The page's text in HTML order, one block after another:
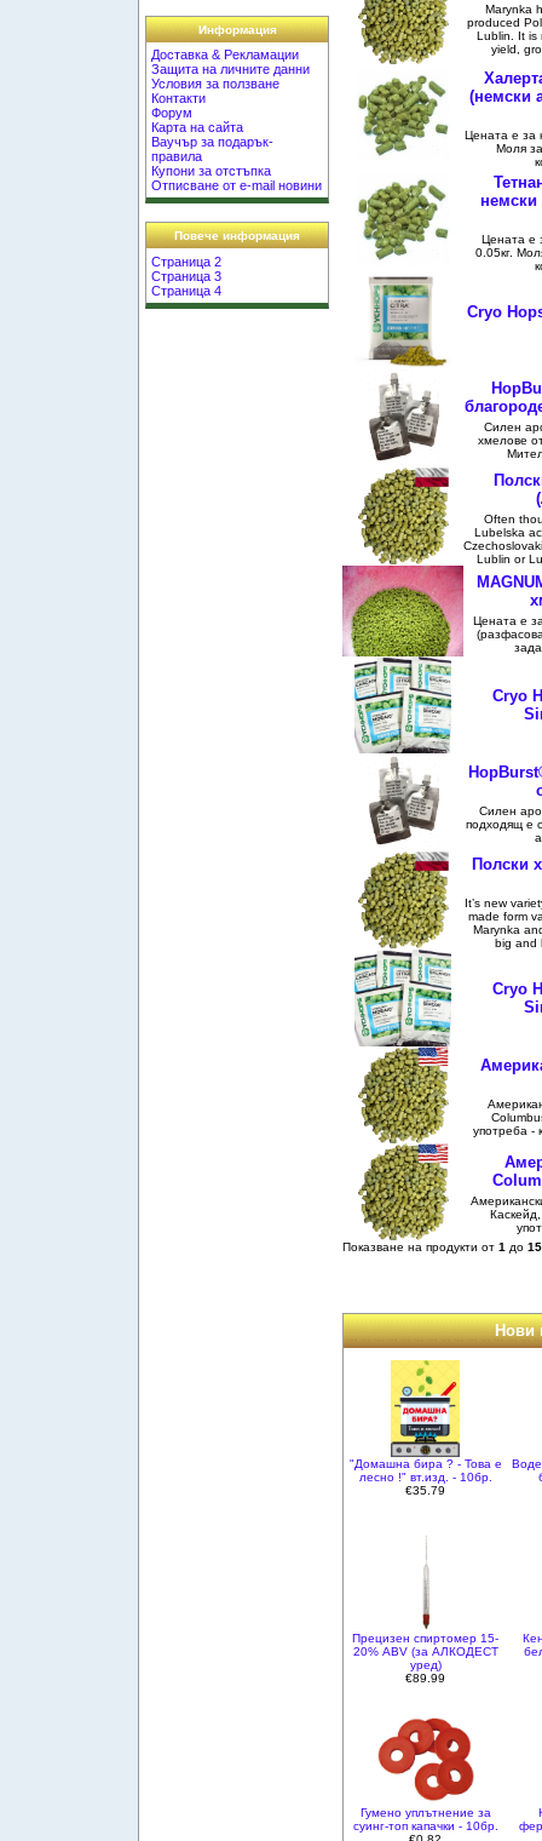
Информация
Доставка & Рекламации
Защита на личните данни
Условия за ползване
Контакти
Форум
Карта на сайта
Ваучър за подарък-
правила
Купони за отстъпка
Отписване от e-mail новини
Повече информация
Страница 2
Страница 3
Страница 4
Marynka
produced
Lublin. It is
yield,
(немски
Цената е за
Моля
немски
Цената е
0.05кг.
Cryo
Силен
хмелове
Often
Lubelska
Lublin or
Цената е
Cryo
Силен
подходящ е
Полски
It’s new
made form
Marynka
big and
Cryo
употреба -
Показване на продукти от 1 до 15
Нови
"Домашна бира ? - Това е
лесно !" вт.изд. - 10бр.
€35.79
Прецизен спиртомер 15-
20% ABV (за АЛКОДЕСТ
уред)
€89.99
Гумено уплътнение за
суинг-топ капачки - 10бр.